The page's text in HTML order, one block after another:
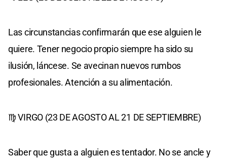
Las circunstancias confirmarán que ese alguien le
quiere. Tener negocio propio siempre ha sido su
ilusión, láncese. Se avecinan nuevos rumbos
profesionales. Atención a su alimentación.
♍ VIRGO (23 DE AGOSTO AL 21 DE SEPTIEMBRE)
Saber que gusta a alguien es tentador. No se ancle y